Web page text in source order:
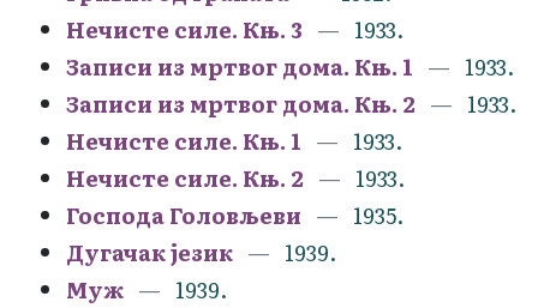
Нечисте силе. Књ. 3
1933.
Записи из мртвог дома. Књ. 1
1933.
Записи из мртвог дома. Књ. 2
1933.
Нечисте силе. Књ. 1
1933.
Нечисте силе. Књ. 2
1933.
Господа Головљеви
1935.
Дугачак језик
1939.
Муж
1939.